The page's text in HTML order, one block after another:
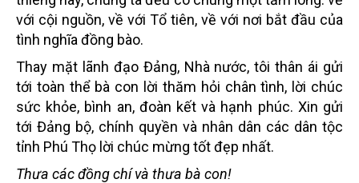
với cội nguồn, về với Tổ tiên, về với nơi bắt đầu của
tình nghĩa đồng bào.
Thay mặt lãnh đạo Đảng, Nhà nước, tôi thân ái gửi
tới toàn thể bà con lời thăm hỏi chân tình, lời chúc
sức khỏe, bình an, đoàn kết và hạnh phúc. Xin gửi
tới Đảng bộ, chính quyền và nhân dân các dân tộc
tỉnh Phú Thọ lời chúc mừng tốt đẹp nhất.
Thưa các đồng chí và thưa bà con!